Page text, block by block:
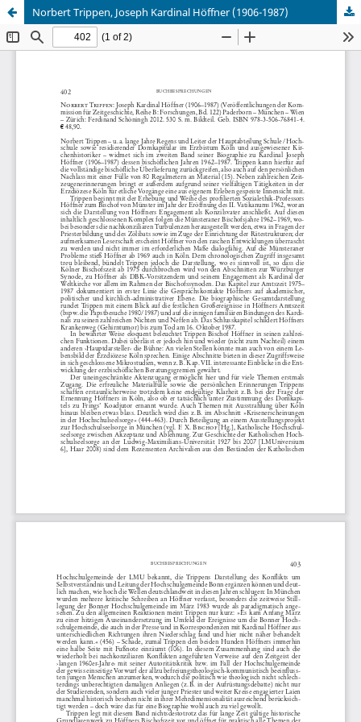
Norbert Trippen, Joseph Kardinal Höffner (1906-1987)